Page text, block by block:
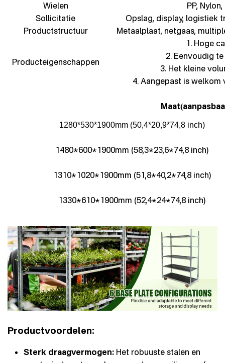
Wielen
PP,
Sollicitatie
Opslag, display, logistiek
Productstructuur
Metaalplaat, netgaas,
Producteigenschappen
1. Hoge
2. Eenvoudig
3. Het kleine
4. Aangepast is
Maat(
1280*530*1900mm (50,4*20,9*74,8 inch)
1480*600*1900mm (58,3*23,6*74,8 inch)
1310*1020*1900mm (51,8*40,2*74,8 inch)
1330*610*1900mm (52,4*24*74,8 inch)
Productvoordelen:
Sterk draagvermogen: Het robuuste stalen en